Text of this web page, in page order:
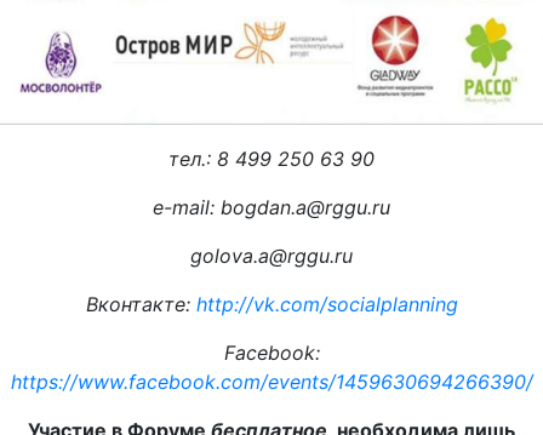
тел.: 8 499 250 63 90
e-mail: bogdan.a@rggu.ru
golova.a@rggu.ru
Вконтакте: http://vk.com/socialplanning
Facebook:
https://www.facebook.com/events/1459630694266390/
Участие в Форуме бесплатное, необходима лишь